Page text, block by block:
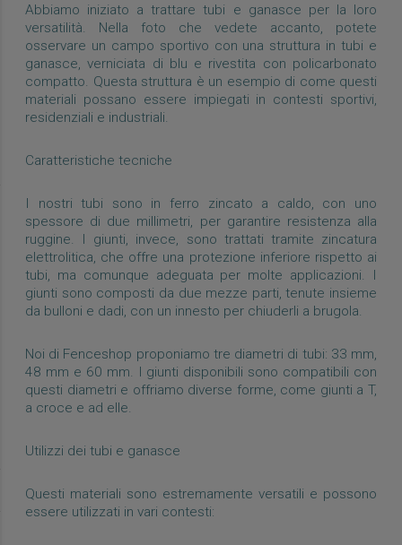
Abbiamo iniziato a trattare tubi e ganasce per la loro
versatilità. Nella foto che vedete accanto, potete
osservare un campo sportivo con una struttura in tubi e
ganasce, verniciata di blu e rivestita con policarbonato
compatto. Questa struttura è un esempio di come questi
materiali possano essere impiegati in contesti sportivi,
residenziali e industriali.
Caratteristiche tecniche
I nostri tubi sono in ferro zincato a caldo, con uno
spessore di due millimetri, per garantire resistenza alla
ruggine. I giunti, invece, sono trattati tramite zincatura
elettrolitica, che offre una protezione inferiore rispetto ai
tubi, ma comunque adeguata per molte applicazioni. I
giunti sono composti da due mezze parti, tenute insieme
da bulloni e dadi, con un innesto per chiuderli a brugola.
Noi di Fenceshop proponiamo tre diametri di tubi: 33 mm,
48 mm e 60 mm. I giunti disponibili sono compatibili con
questi diametri e offriamo diverse forme, come giunti a T,
a croce e ad elle.
Utilizzi dei tubi e ganasce
Questi materiali sono estremamente versatili e possono
essere utilizzati in vari contesti: